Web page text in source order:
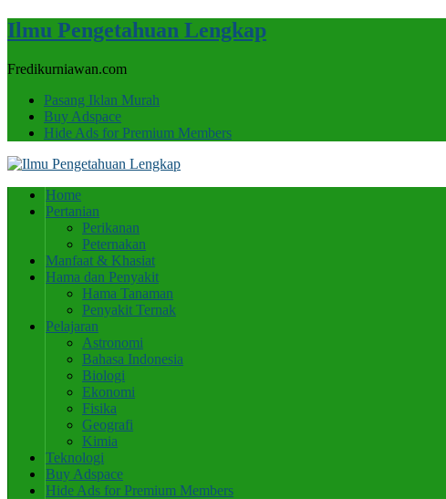
Ilmu Pengetahuan Lengkap
Fredikurniawan.com
Pasang Iklan Murah
Buy Adspace
Hide Ads for Premium Members
Home
Pertanian
Perikanan
Peternakan
Manfaat & Khasiat
Hama dan Penyakit
Hama Tanaman
Penyakit Ternak
Pelajaran
Astronomi
Bahasa Indonesia
Biologi
Ekonomi
Fisika
Geografi
Kimia
Teknologi
Buy Adspace
Hide Ads for Premium Members